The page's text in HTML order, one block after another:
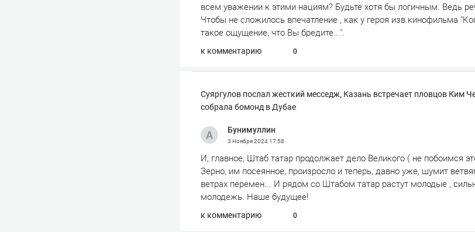
всем уважении к этими нациям? Будьте хотя бы логичным. Ведь
Чтобы не сложилось впечатление , как у героя изв.кинофильма
такое ощущение, что Вы бредите...".
к комментарию 0
Суяргулов послал жесткий месседж, Казань встречает пловцов Ким
собрала бомонд в Дубае
Бунимуллин
3 Ноября 202417:58
И, главное, Штаб татар продолжает дело Великого ( не побоимся
Зерно, им посеянное, произросло и теперь, давно уже, шумит
ветрах перемен... И рядом со Штабом татар растут молодые ,
молодежь. Наше будущее!
к комментарию 0